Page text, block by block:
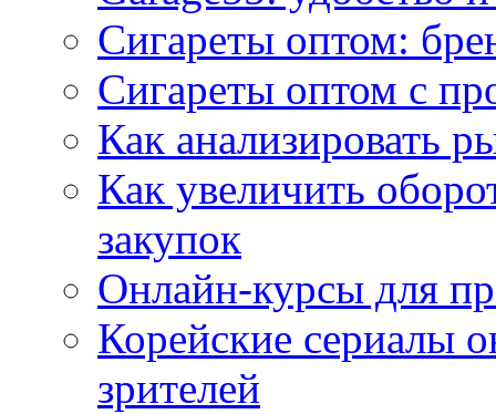
Сигареты оптом:
Сигареты оптом с
Как анализировать
Как увеличить
закупок
Онлайн-курсы для
Корейские сериалы
зрителей